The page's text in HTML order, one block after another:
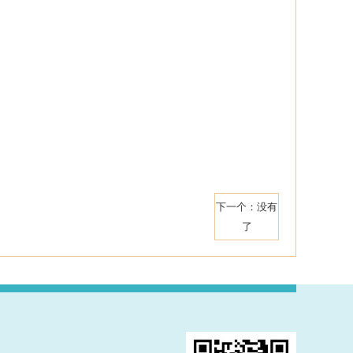
下一个：没有
了